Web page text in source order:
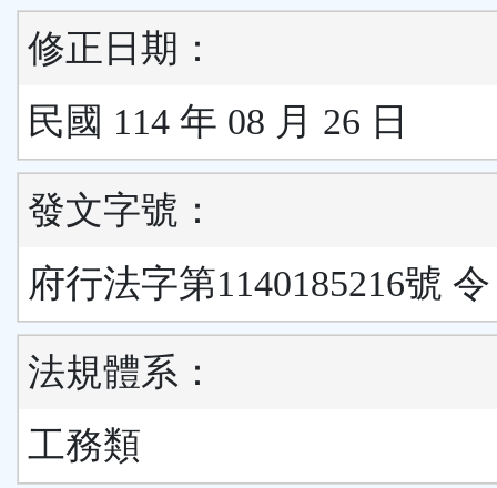
修正日期：
民國 114 年 08 月 26 日
發文字號：
府行法字第1140185216號 令
法規體系：
工務類